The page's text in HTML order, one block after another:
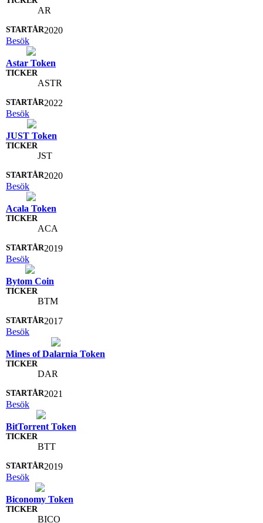
AR
2020
Besök
Astar Token
ASTR
2022
Besök
JUST Token
JST
2020
Besök
Acala Token
ACA
2019
Besök
Bytom Coin
BTM
2017
Besök
Mines of Dalarnia Token
DAR
2021
Besök
BitTorrent Token
BTT
2019
Besök
Biconomy Token
BICO